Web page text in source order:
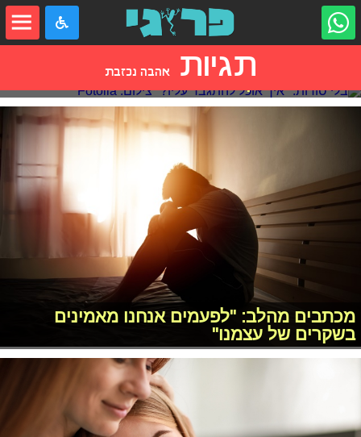
תגיותאהבה נכזבת
בלי סודות: "איך אוכל להתגבר עליו?"
מכתבים מהלב: "לפעמים אנחנו מאמינים
בשקרים של עצמנו"